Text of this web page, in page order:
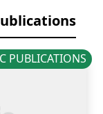
PUBLICATIONS